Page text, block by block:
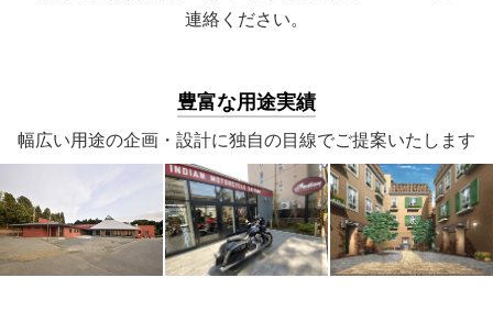
連絡ください。
豊富な用途実績
幅広い用途の企画・設計に独自の目線でご提案いたします